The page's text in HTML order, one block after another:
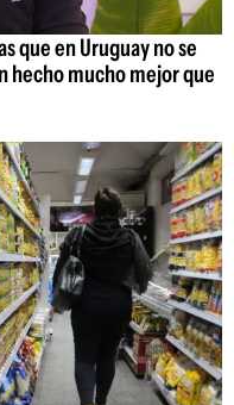
que en Uruguay no se
hecho mucho mejor que